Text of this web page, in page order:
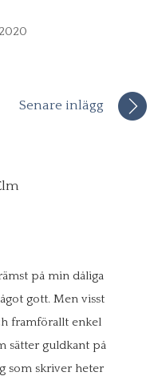
Senare inlägg
på min dåliga
gott. Men visst
framförallt enkel
sätter guldkant på
som skriver heter